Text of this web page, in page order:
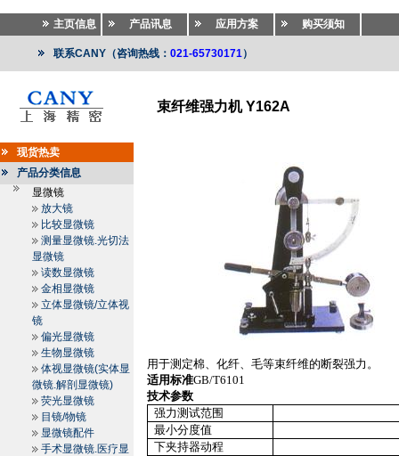
主页信息 产品讯息 应用方案 购买须知
联系CANY（咨询热线： 021-65730171）
束纤维强力机 Y162A
现货热卖
产品分类信息
显微镜
放大镜
比较显微镜
测量显微镜.光切法
显微镜
读数显微镜
金相显微镜
立体显微镜/立体视
镜
偏光显微镜
生物显微镜
体视显微镜(实体显
微镜.解剖显微镜)
荧光显微镜
目镜/物镜
显微镜配件
手术显微镜.医疗显
用于测定棉、化纤、毛等束纤维的断裂强力。
适用标准GB/T6101
技术参数
强力测试范围
最小分度值
下夹持器动程